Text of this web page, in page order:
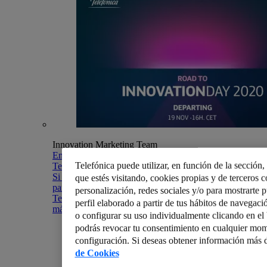
Innovation Marketing Team
Embárcate en un viaje a través de la innovación con
Telefónica Innovation Day 2020
Si algo está claro es que la nueva normalidad ha llegado
para quedarse. Entre todo este cambio, desde
Telefónica seguimos trabajando para hacer un mundo
más humano conectando la...
Telefónica puede utilizar, en función de la
que estés visitando, cookies propias y de terceros
personalización, redes sociales y/o para mostrarte
perfil elaborado a partir de tus hábitos de
o configurar su uso individualmente clicando en
podrás revocar tu consentimiento en cualquier
configuración. Si deseas obtener información más
de Cookies